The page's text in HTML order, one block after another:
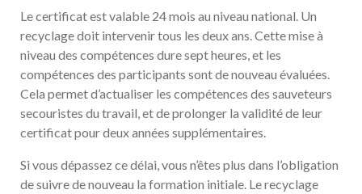
Le certificat est valable 24 mois au niveau national. Un
recyclage doit intervenir tous les deux ans. Cette mise à
niveau des compétences dure sept heures, et les
compétences des participants sont de nouveau évaluées.
Cela permet d’actualiser les compétences des sauveteurs
secouristes du travail, et de prolonger la validité de leur
certificat pour deux années supplémentaires.
Si vous dépassez ce délai, vous n’êtes plus dans l’obligation
de suivre de nouveau la formation initiale. Le recyclage